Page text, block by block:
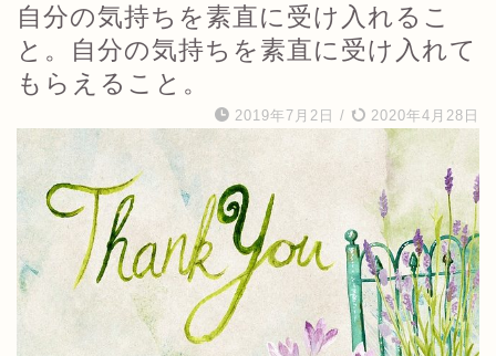
自分の気持ちを素直に受け入れるこ
と。自分の気持ちを素直に受け入れて
もらえること。
2019年7月2日 / 2020年4月28日